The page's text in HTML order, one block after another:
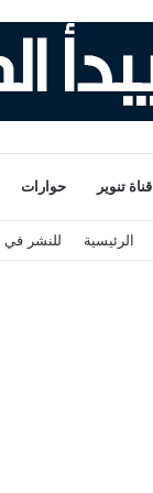
قناة تنوير حوارات
الرئيسية للنشر في